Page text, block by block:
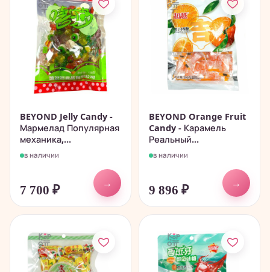
BEYOND Jelly Candy -
Мармелад Популярная
механика,...
в наличии
7 700 ₽
→
BEYOND Orange Fruit
Candy - Карамель
Реальный...
в наличии
9 896 ₽
→